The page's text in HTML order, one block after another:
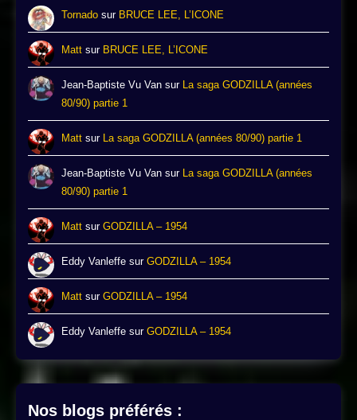
Tornado sur BRUCE LEE, L’ICONE
Matt sur BRUCE LEE, L’ICONE
Jean-Baptiste Vu Van sur
La saga GODZILLA (années
80/90) partie 1
Matt sur La saga GODZILLA (années 80/90) partie 1
Jean-Baptiste Vu Van sur
La saga GODZILLA (années
80/90) partie 1
Matt surGODZILLA – 1954
Eddy Vanleffe surGODZILLA – 1954
Matt surGODZILLA – 1954
Eddy Vanleffe surGODZILLA – 1954
Nos blogs préférés :